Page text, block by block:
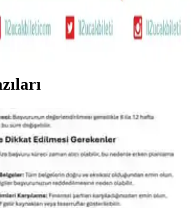
ve kişisel eşya kombinasyonu ile tek
avantajlar, hava yolu kısıtlamaları ve